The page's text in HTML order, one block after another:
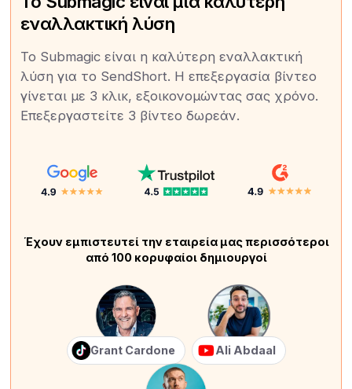
εναλλακτική λύση
Το Submagic είναι η καλύτερη εναλλακτική
λύση για το SendShort. Η επεξεργασία βίντεο
γίνεται με 3 κλικ, εξοικονομώντας σας χρόνο.
Επεξεργαστείτε 3 βίντεο δωρεάν.
Έχουν εμπιστευτεί την εταιρεία μας περισσότεροι
από 100 κορυφαίοι δημιουργοί
Grant Cardone Ali Abdaal